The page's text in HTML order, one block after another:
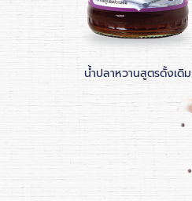
น้ำปลาหวานสูตรดั้งเดิม